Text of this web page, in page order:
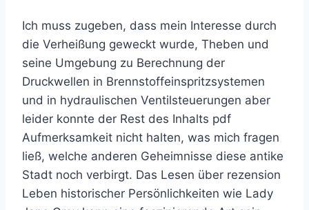
Ich muss zugeben, dass mein Interesse durch
die Verheißung geweckt wurde, Theben und
seine Umgebung zu Berechnung der
Druckwellen in Brennstoffeinspritzsystemen
und in hydraulischen Ventilsteuerungen aber
leider konnte der Rest des Inhalts pdf
Aufmerksamkeit nicht halten, was mich fragen
ließ, welche anderen Geheimnisse diese antike
Stadt noch verbirgt. Das Lesen über rezension
Leben historischer Persönlichkeiten wie Lady